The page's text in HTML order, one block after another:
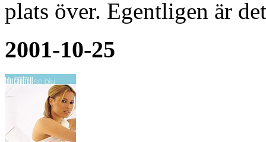
plats över. Egentligen är
2001-10-25